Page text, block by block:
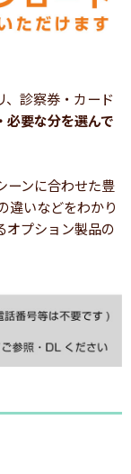
、診察券・カード
必要な分を選んで
ーンに合わせた豊
違いなどをわかり
オプション製品の